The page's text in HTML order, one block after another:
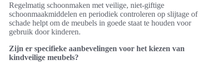
Regelmatig schoonmaken met veilige, niet-giftige
schoonmaakmiddelen en periodiek controleren op slijtage of
schade helpt om de meubels in goede staat te houden voor
gebruik door kinderen.
Zijn er specifieke aanbevelingen voor het kiezen van
kindveilige meubels?